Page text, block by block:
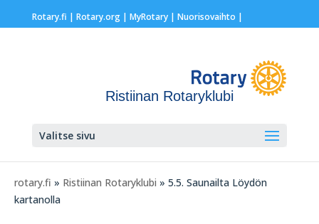
Rotary.fi | Rotary.org| MyRotary | Nuorisovaihto |
Ristiinan Rotaryklubi
Valitse sivu
rotary.fi » Ristiinan Rotaryklubi » 5.5. Saunailta Löydön
kartanolla